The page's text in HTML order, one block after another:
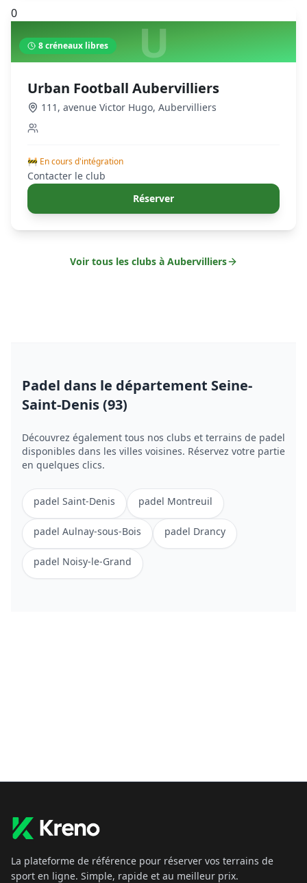
0
U
8créneaux libres
Urban Football Aubervilliers
111, avenue Victor Hugo, Aubervilliers
🚧 En cours d'intégration
Contacter le club
Réserver
Voir tous les clubs à Aubervilliers
Padel dans le département Seine-
Saint-Denis (93)
Découvrez également tous nos clubs et terrains de padel
disponibles dans les villes voisines. Réservez votre partie
en quelques clics.
padel Saint-Denis padel Montreuil
padel Aulnay-sous-Bois padel Drancy
padel Noisy-le-Grand
La plateforme de référence pour réserver vos terrains de
sport en ligne. Simple, rapide et au meilleur prix.